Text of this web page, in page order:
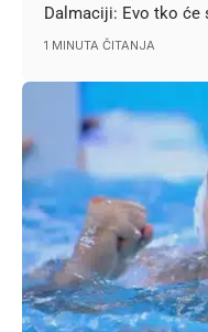
Dalmaciji: Evo tko će
1 MINUTA ČITANJA